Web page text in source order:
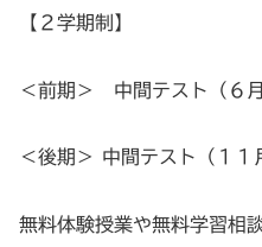
【２学期制】
＜前期＞ 中間テスト（６
＜後期＞ 中間テスト（１１
無料体験授業や無料学習相